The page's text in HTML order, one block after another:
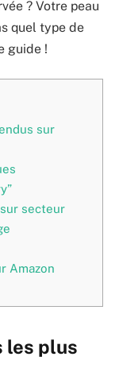
? Votre peau
quel type de
guide !
sur
secteur
Amazon
les plus